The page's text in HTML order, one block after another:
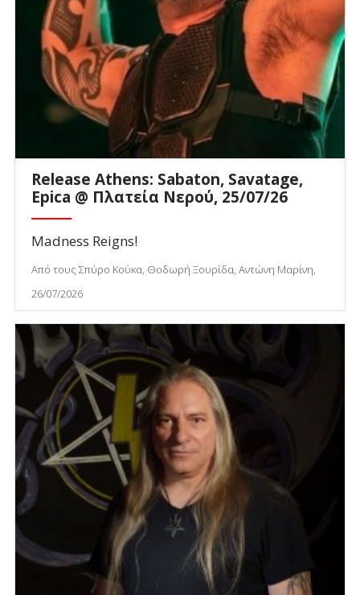
Release Athens: Sabaton, Savatage,
Epica @ Πλατεία Νερού, 25/07/26
Madness Reigns!
Από τους Σπύρο Κούκα, Θοδωρή Ξουρίδα, Αντώνη Μαρίνη,
26/07/2026